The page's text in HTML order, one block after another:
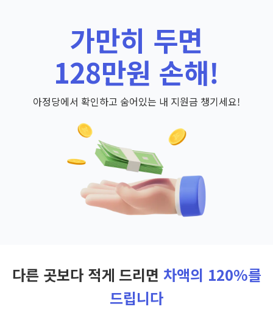
가만히 두면
128만원 손해!
아정당에서 확인하고 숨어있는 내 지원금 챙기세요!
다른 곳보다 적게 드리면 차액의 120%를
드립니다